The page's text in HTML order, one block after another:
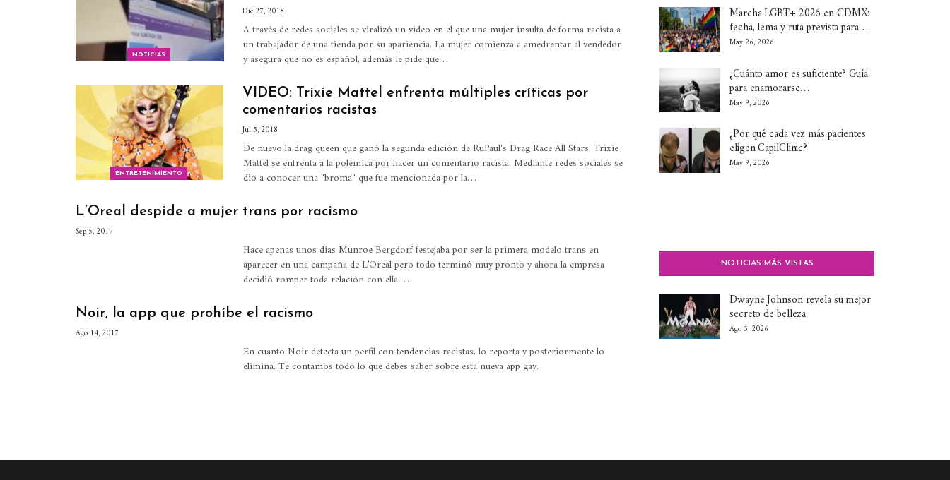
NOTICIAS
Dic 27, 2018
A través de redes sociales se viralizó un video en el que una mujer insulta de forma racista a
un trabajador de una tienda por su apariencia. La mujer comienza a amedrentar al vendedor
y asegura que no es español, además le pide que…
ENTRETENIMIENTO
VIDEO: Trixie Mattel enfrenta múltiples críticas por
comentarios racistas
Jul 5, 2018
De nuevo la drag queen que ganó la segunda edición de RuPaul's Drag Race All Stars, Trixie
Mattel se enfrenta a la polémica por hacer un comentario racista. Mediante redes sociales se
dio a conocer una "broma" que fue mencionada por la…
L’Oreal despide a mujer trans por racismo
Sep 5, 2017
Hace apenas unos días Munroe Bergdorf festejaba por ser la primera modelo trans en
aparecer en una campaña de L’Oreal pero todo terminó muy pronto y ahora la empresa
decidió romper toda relación con ella.…
Noir, la app que prohíbe el racismo
Ago 14, 2017
En cuanto Noir detecta un perfil con tendencias racistas, lo reporta y posteriormente lo
elimina. Te contamos todo lo que debes saber sobre esta nueva app gay.
Marcha LGBT+ 2026 en CDMX:
fecha, lema y ruta prevista para…
May 26, 2026
¿Cuánto amor es suficiente? Guía
para enamorarse…
May 9, 2026
¿Por qué cada vez más pacientes
eligen CapilClinic?
May 9, 2026
NOTICIAS MÁS VISTAS
Dwayne Johnson revela su mejor
secreto de belleza
Ago 5, 2026